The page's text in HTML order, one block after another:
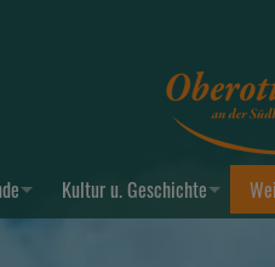
Kultur u. Geschichte